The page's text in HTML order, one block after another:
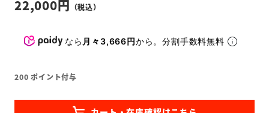
22,000
なら 月々3,666円から。分割手数料無料
200 ポイント付与